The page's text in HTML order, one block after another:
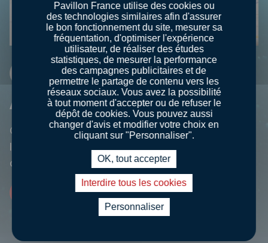
LES MÉTIERS DE LA MER
ANTOINE, POISSONNIER À PARIS
C'est le spécialiste des produits de la mer, il
les respecte et distille toujours de bons
conseils.
Découvrir nos métiers
Pavillon France utilise des cookies ou
des technologies similaires afin d'assurer
le bon fonctionnement du site, mesurer sa
fréquentation, d'optimiser l'expérience
utilisateur, de réaliser des études
statistiques, de mesurer la performance
des campagnes publicitaires et de
permettre le partage de contenu vers les
réseaux sociaux. Vous avez la possibilité
à tout moment d'accepter ou de refuser le
dépôt de cookies. Vous pouvez aussi
changer d'avis et modifier votre choix en
cliquant sur "Personnaliser".
OK, tout accepter
Interdire tous les cookies
Personnaliser